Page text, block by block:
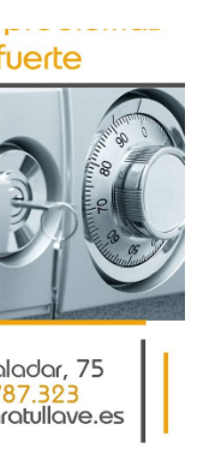
duda, estamos en el